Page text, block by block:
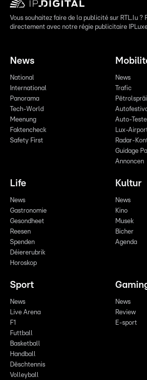
Vous souhaitez faire de la publicité sur RTL.lu ?
directement avec notre régie publicitaire
News
National
International
Panorama
Tech-World
Meenung
Faktencheck
Safety First
News
Trafic
Auto-
Lux-
Radar-
Guidage
Annoncen
Life
News
Gastronomie
Gesondheet
Reesen
Spenden
Déiererubrik
Horoskop
Kultur
News
Kino
Musek
Bicher
Agenda
Sport
News
Live Arena
F1
Futtball
Basketball
Handball
Dëschtennis
Volleyball
News
Review
E-sport